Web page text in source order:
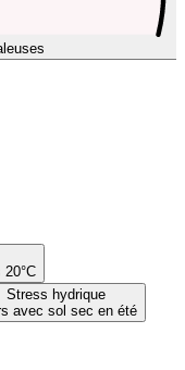
Stress hydrique
avec sol sec en été